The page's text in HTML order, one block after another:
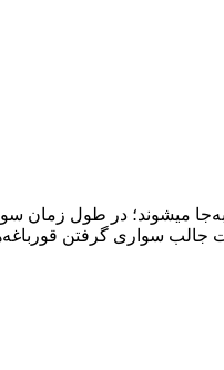
جابه‌جا میشوند؛ در طول
سواری گرفتن